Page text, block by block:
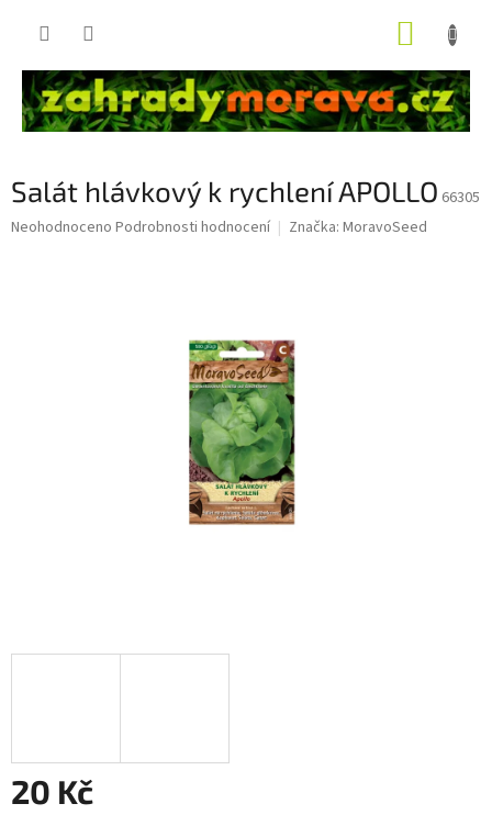
Salát hlávkový k rychlení APOLLO 66305
Průměrné
Neohodnoceno Podrobnosti hodnocení Značka: MoravoSeed
20 Kč